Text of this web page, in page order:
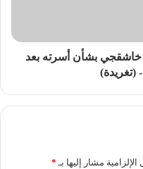
بشأن أسرته بعد
(تغريدة)
الإلزامية مشار إليها بـ *